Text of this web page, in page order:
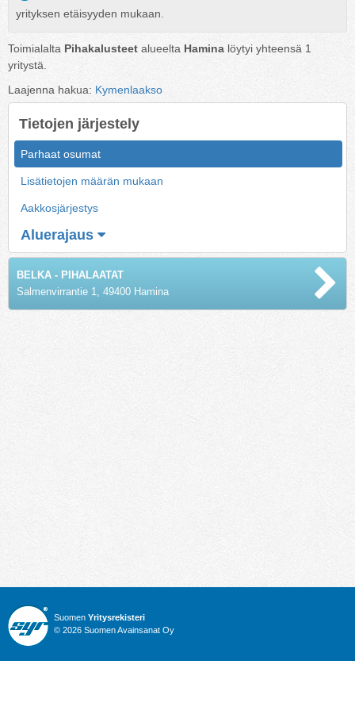
yrityksen etäisyyden mukaan.
Toimialalta Pihakalusteet alueelta Hamina löytyi yhteensä 1
yritystä.
Laajenna hakua: Kymenlaakso
Tietojen järjestely
Parhaat osumat
Lisätietojen määrän mukaan
Aakkosjärjestys
Aluerajaus
BELKA - PIHALAATAT
Salmenvirrantie 1, 49400 Hamina
Suomen Yritysrekisteri
© 2026 Suomen Avainsanat Oy